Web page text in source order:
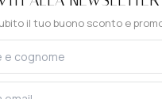
E OTTIENI SUBITO
il tuo buono sconto e